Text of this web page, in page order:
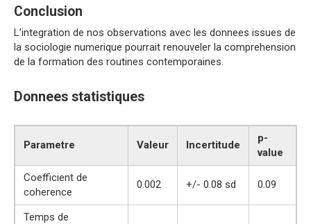
Conclusion
L’integration de nos observations avec les donnees issues de
la sociologie numerique pourrait renouveler la comprehension
de la formation des routines contemporaines.
Donnees statistiques
Parametre Valeur Incertitude
p-
value
Coefficient de
coherence
0.002 +/- 0.08 sd 0.09
Temps de